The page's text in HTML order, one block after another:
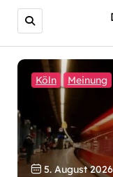
Köln Meinung
5. August 2026